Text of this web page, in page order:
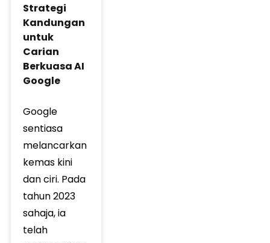
Strategi
Kandungan
untuk
Carian
Berkuasa AI
Google
Google
sentiasa
melancarkan
kemas kini
dan ciri. Pada
tahun 2023
sahaja, ia
telah